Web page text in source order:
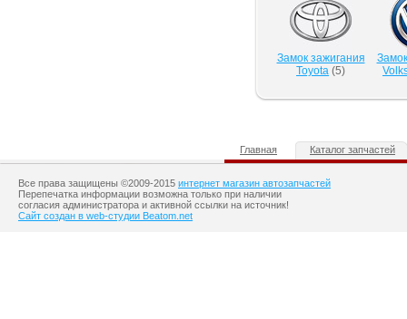
Замок зажигания
Toyota (5)
Главная Каталог запчастей
Все права защищены ©2009-2015 интернет магазин автозапчастей
Перепечатка информации возможна только при наличии
согласия администратора и активной ссылки на источник!
Сайт создан в web-студии Beatom.net